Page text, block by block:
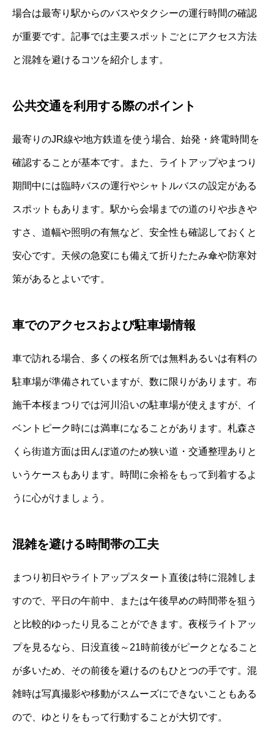
場合は最寄り駅からのバスやタクシーの運行時間の確認
が重要です。記事では主要スポットごとにアクセス方法
と混雑を避けるコツを紹介します。
公共交通を利用する際のポイント
最寄りのJR線や地方鉄道を使う場合、始発・終電時間を
確認することが基本です。また、ライトアップやまつり
期間中には臨時バスの運行やシャトルバスの設定がある
スポットもあります。駅から会場までの道のりや歩きや
すさ、道幅や照明の有無など、安全性も確認しておくと
安心です。天候の急変にも備えて折りたたみ傘や防寒対
策があるとよいです。
車でのアクセスおよび駐車場情報
車で訪れる場合、多くの桜名所では無料あるいは有料の
駐車場が準備されていますが、数に限りがあります。布
施千本桜まつりでは河川沿いの駐車場が使えますが、イ
ベントピーク時には満車になることがあります。札森さ
くら街道方面は田んぼ道のため狭い道・交通整理ありと
いうケースもあります。時間に余裕をもって到着するよ
うに心がけましょう。
混雑を避ける時間帯の工夫
まつり初日やライトアップスタート直後は特に混雑しま
すので、平日の午前中、または午後早めの時間帯を狙う
と比較的ゆったり見ることができます。夜桜ライトアッ
プを見るなら、日没直後～21時前後がピークとなること
が多いため、その前後を避けるのもひとつの手です。混
雑時は写真撮影や移動がスムーズにできないこともある
ので、ゆとりをもって行動することが大切です。